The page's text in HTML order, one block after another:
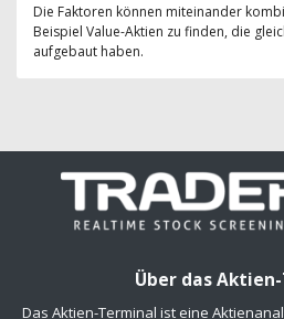
Die Faktoren können miteinander
Beispiel Value-Aktien zu finden, die
aufgebaut haben.
Über das
Das Aktien-Terminal ist eine